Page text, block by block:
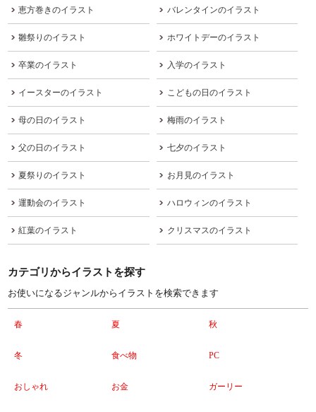
恵方巻きのイラスト バレンタインのイラスト
雛祭りのイラスト ホワイトデーのイラスト
卒業のイラスト 入学のイラスト
イースターのイラスト こどもの日のイラスト
母の日のイラスト 梅雨のイラスト
父の日のイラスト 七夕のイラスト
夏祭りのイラスト お月見のイラスト
運動会のイラスト ハロウィンのイラスト
紅葉のイラスト クリスマスのイラスト
カテゴリからイラストを探す
お使いになるジャンルからイラストを検索できます
春 夏 秋
冬 食べ物 PC
おしゃれ お金 ガーリー